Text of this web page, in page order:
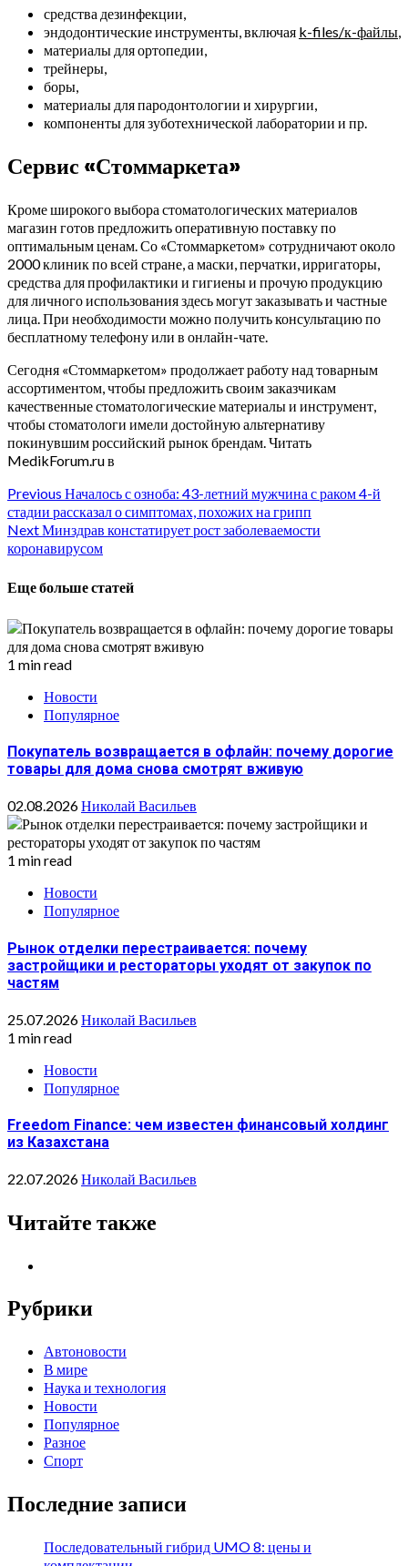
средства дезинфекции,
эндодонтические инструменты, включая k-files/к-файлы,
материалы для ортопедии,
трейнеры,
боры,
материалы для пародонтологии и хирургии,
компоненты для зуботехнической лаборатории и пр.
Сервис «Стоммаркета»
Кроме широкого выбора стоматологических материалов
магазин готов предложить оперативную поставку по
оптимальным ценам. Со «Стоммаркетом» сотрудничают около
2000 клиник по всей стране, а маски, перчатки, ирригаторы,
средства для профилактики и гигиены и прочую продукцию
для личного использования здесь могут заказывать и частные
лица. При необходимости можно получить консультацию по
бесплатному телефону или в онлайн-чате.
Сегодня «Стоммаркетом» продолжает работу над товарным
ассортиментом, чтобы предложить своим заказчикам
качественные стоматологические материалы и инструмент,
чтобы стоматологи имели достойную альтернативу
покинувшим российский рынок брендам.Читать
MedikForum.ru в
Continue
Reading
Previous Началось с озноба: 43-летний мужчина с раком 4-й
стадии рассказал о симптомах, похожих на грипп
NextМинздрав констатирует рост заболеваемости
коронавирусом
Еще больше статей
1 min read
Новости
Популярное
Покупатель возвращается в офлайн: почему дорогие
товары для дома снова смотрят вживую
02.08.2026Николай Васильев
1 min read
Новости
Популярное
Рынок отделки перестраивается: почему
застройщики и рестораторы уходят от закупок по
частям
25.07.2026Николай Васильев
1 min read
Новости
Популярное
Freedom Finance: чем известен финансовый холдинг
из Казахстана
22.07.2026Николай Васильев
Читайте также
Рубрики
Автоновости
В мире
Наука и технология
Новости
Популярное
Разное
Спорт
Последние записи
Последовательный гибрид UMO 8: цены и